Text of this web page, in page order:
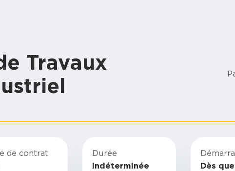
Travaux
de contrat
Durée
Indéterminée
Dès